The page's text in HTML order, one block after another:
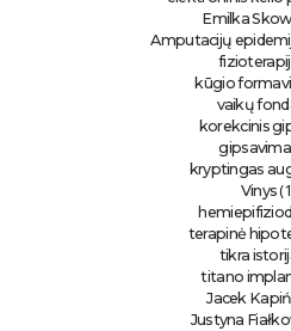
Emilka
Amputacijų
kūgio
vaikų
korekcinis
kryptingas
Vinys
terapinė
tikra
titano
Jacek
Justyna